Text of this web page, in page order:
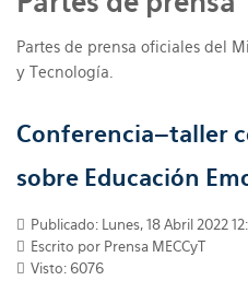
Partes de prensa oficiales del
y Tecnología.
Conferencia–taller
sobre Educación
Publicado: Lunes, 18 Abril 2022
Escrito por Prensa MECCyT
Visto: 6076